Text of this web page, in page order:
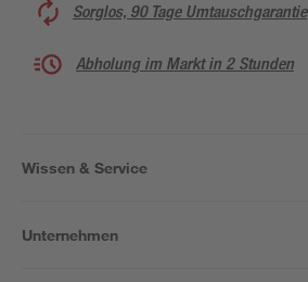
Sorglos, 90 Tage Umtauschgarantie
Abholung im Markt in 2 Stunden
Wissen & Service
Unternehmen